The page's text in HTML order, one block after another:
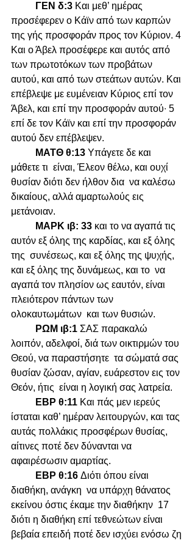
ΓΕΝ δ:3 Και μεθ’ ημέρας
προσέφερεν ο Κάϊν από των καρπών
της γής προσφοράν προς τον Κύριον. 4
Και ο Άβελ προσέφερε και αυτός από
των πρωτοτόκων των προβάτων
αυτού, και από των στεάτων αυτών. Και
επέβλεψε με ευμένειαν Κύριος επί τον
Άβελ, και επί την προσφοράν αυτού∙ 5
επί δε τον Κάϊν και επί την προσφοράν
αυτού δεν επέβλεψεν.
ΜΑΤΘ θ:13 Υπάγετε δε και
μάθετε τι  είναι, Έλεον θέλω, και ουχί
θυσίαν διότι δεν ήλθον δια  να καλέσω
δικαίους, αλλά αμαρτωλούς εις
μετάνοιαν.
ΜΑΡΚ ιβ: 33 και το να αγαπά τις
αυτόν εξ όλης της καρδίας, και εξ όλης
της  συνέσεως, και εξ όλης της ψυχής,
και εξ όλης της δυνάμεως, και το  να
αγαπά τον πλησίον ως εαυτόν, είναι
πλειότερον πάντων των
ολοκαυτωμάτων  και των θυσιών.
ΡΩΜ ιβ:1 ΣΑΣ παρακαλώ
λοιπόν, αδελφοί, διά των οικτιρμών του
Θεού, να παραστήσητε  τα σώματά σας
θυσίαν ζώσαν, αγίαν, ευάρεστον εις τον
Θεόν, ήτις  είναι η λογική σας λατρεία.
ΕΒΡ θ:11 Και πάς μεν ιερεύς
ίσταται καθ’ ημέραν λειτουργών, και τας
αυτάς πολλάκις προσφέρων θυσίας,
αίτινες ποτέ δεν δύνανται να
αφαιρέσωσιν αμαρτίας.
ΕΒΡ θ:16 Διότι όπου είναι
διαθήκη, ανάγκη  να υπάρχη θάνατος
εκείνου όστις έκαμε την διαθήκην  17
διότι η διαθήκη επί τεθνεώτων είναι
βεβαία επειδή ποτέ δεν ισχύει ενόσω ζη